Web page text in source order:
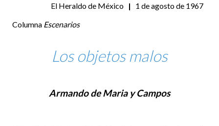
El Heraldo de México |
1 de agosto de 1967
Columna Escenarios
Los objetos malos
Armando de Maria y Campos